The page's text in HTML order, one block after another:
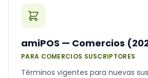
amiPOS — Comercios
PARA COMERCIOS SUSCRIPTORES
Términos vigentes para nuevas